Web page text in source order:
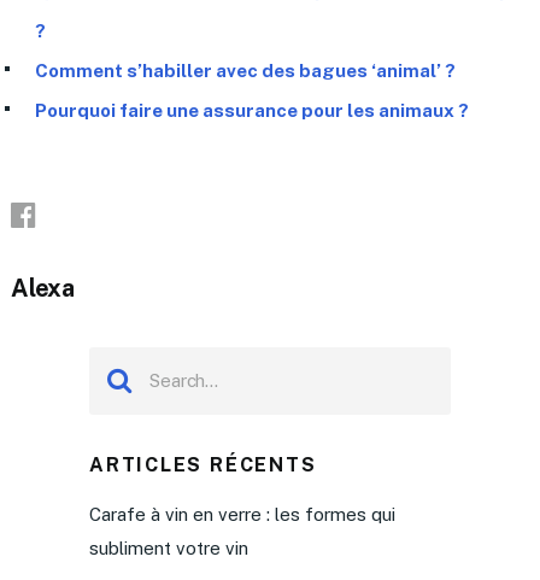
?
Comment s’habiller avec des bagues ‘animal’ ?
Pourquoi faire une assurance pour les animaux ?
Alexa
ARTICLES RÉCENTS
Carafe à vin en verre : les formes qui
subliment votre vin